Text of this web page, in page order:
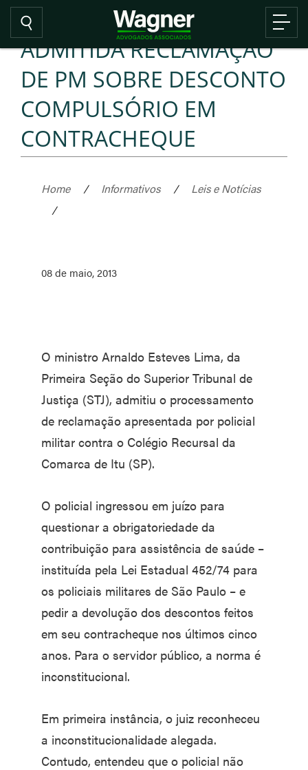
ADMITIDA RECLAMAÇÃO
DE PM SOBRE DESCONTO
COMPULSÓRIO EM
CONTRACHEQUE
Home / Informativos /
Leis e Notícias
/
08 de maio, 2013
O ministro Arnaldo Esteves Lima, da
Primeira Seção do Superior Tribunal de
Justiça (STJ), admitiu o processamento
de reclamação apresentada por policial
militar contra o Colégio Recursal da
Comarca de Itu (SP).
O policial ingressou em juízo para
questionar a obrigatoriedade da
contribuição para assistência de saúde –
instituída pela Lei Estadual 452/74 para
os policiais militares de São Paulo – e
pedir a devolução dos descontos feitos
em seu contracheque nos últimos cinco
anos. Para o servidor público, a norma é
inconstitucional.
Em primeira instância, o juiz reconheceu
a inconstitucionalidade alegada.
Contudo, entendeu que o policial não